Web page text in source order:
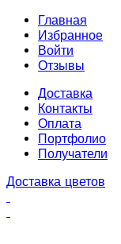
Главная
Избранное
Войти
Отзывы
Доставка
Контакты
Оплата
Портфолио
Получатели
Доставка цветов